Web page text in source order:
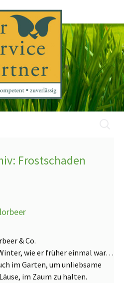
Frostschaden
& Co.
wie er früher einmal war…
im Garten, um unliebsame
im Zaum zu halten.